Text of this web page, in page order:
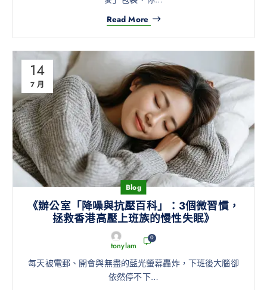
Read More
14
7 月
Blog
《辦公室「降噪與抗壓百科」：3個微習慣，
拯救香港高壓上班族的慢性失眠》
tonylam
0
每天被電郵、開會與無盡的藍光螢幕轟炸，下班後大腦卻
依然停不下…